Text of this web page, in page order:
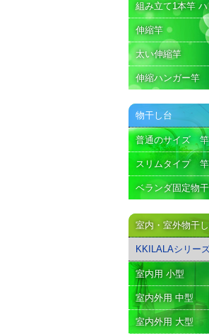
組み立て1本竿
伸縮竿
太い伸縮竿
伸縮ハンガー竿
物干し台
普通のサイズ 竿
スリムタイプ
ベランダ固定物
室内・室外物干
KKILALAシリー
室内用 小型
室内外用 中型
室内外用 大型